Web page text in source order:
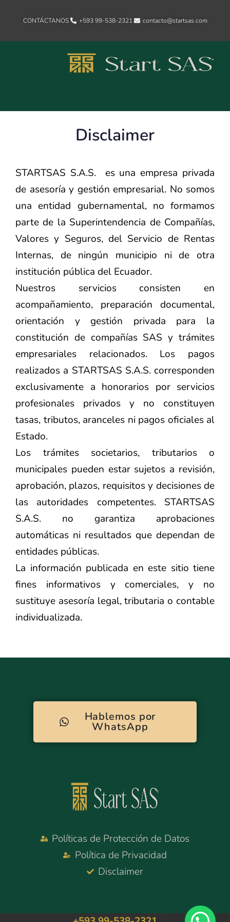
CONTÁCTANOS +593 99-538-2321‬ contacto@startsas.com
Disclaimer
STARTSAS S.A.S. es una empresa privada
de asesoría y gestión empresarial. No somos
una entidad gubernamental, no formamos
parte de la Superintendencia de Compañías,
Valores y Seguros, del Servicio de Rentas
Internas, de ningún municipio ni de otra
institución pública del Ecuador.
Nuestros servicios consisten en
acompañamiento, preparación documental,
orientación y gestión privada para la
constitución de compañías SAS y trámites
empresariales relacionados. Los pagos
realizados a STARTSAS S.A.S. corresponden
exclusivamente a honorarios por servicios
profesionales privados y no constituyen
tasas, tributos, aranceles ni pagos oficiales al
Estado.
Los trámites societarios, tributarios o
municipales pueden estar sujetos a revisión,
aprobación, plazos, requisitos y decisiones de
las autoridades competentes. STARTSAS
S.A.S. no garantiza aprobaciones
automáticas ni resultados que dependan de
entidades públicas.
La información publicada en este sitio tiene
fines informativos y comerciales, y no
sustituye asesoría legal, tributaria o contable
individualizada.
Hablemos por
WhatsApp
Políticas de Protección de Datos
Política de Privacidad
Disclaimer